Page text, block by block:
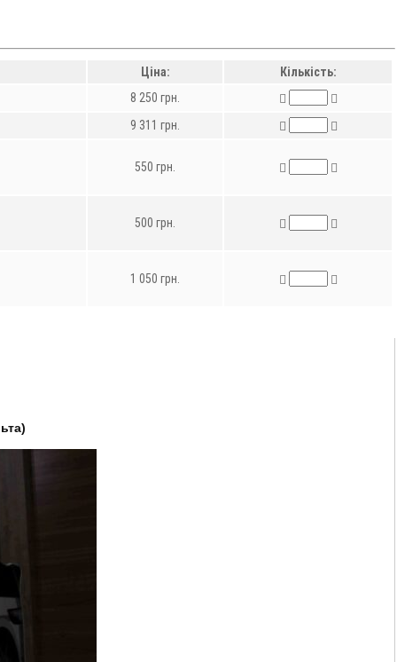
Ціна:
Кількість:
8 250 грн.
9 311 грн.
550 грн.
500 грн.
1 050 грн.